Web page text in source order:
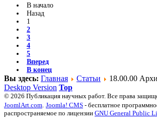
В начало
Назад
1
2
3
4
5
Вперед
В конец
Вы здесь: Главная Статьи
18.00.00
Desktop Version Top
© 2026 Публикация научных работ. Все права
JoomlArt.com Joomla! CMS - бесплатное
распространяемое по лицензии GNU General Public